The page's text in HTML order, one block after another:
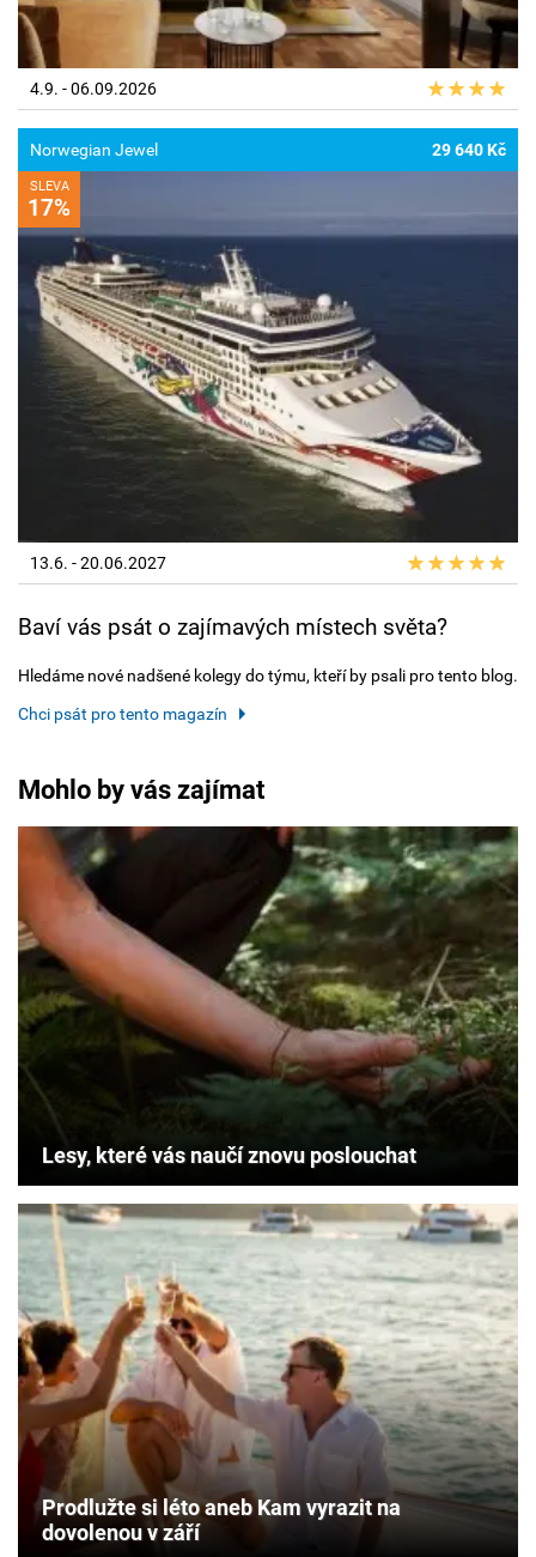
4.9. - 06.09.2026
Norwegian Jewel 29 640 Kč
SLEVA
17%
13.6. - 20.06.2027
Baví vás psát o zajímavých místech světa?
Hledáme nové nadšené kolegy do týmu, kteří by psali pro tento blog.
Chci psát pro tento magazín
Mohlo by vás zajímat
Lesy, které vás naučí znovu poslouchat
Prodlužte si léto aneb Kam vyrazit na
dovolenou v září